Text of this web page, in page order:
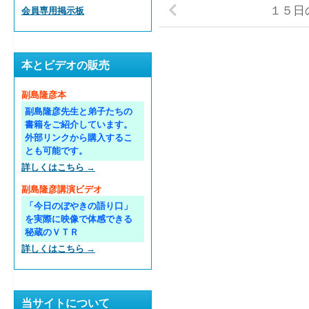
１５
会員専用掲示板
本とビデオの販売
副島隆彦本
副島隆彦先生と弟子たちの
書籍をご紹介しています。
外部リンクから購入するこ
とも可能です。
詳しくはこちら →
副島隆彦講演ビデオ
「今日のぼやきの語り口」
を実際に映像で体感できる
秘蔵のＶＴＲ
詳しくはこちら →
当サイトについて